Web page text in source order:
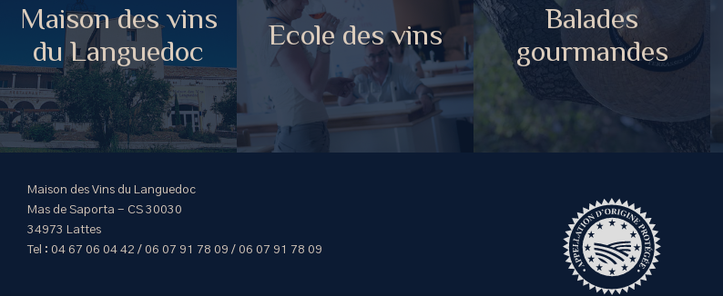
Maison des vins
du Languedoc
Ecole des vins
Balades
gourmandes
Maison des Vins du Languedoc
Mas de Saporta - CS 30030
34973 Lattes
Tel : 04 67 06 04 42 / 06 07 91 78 09 / 06 07 91 78 09